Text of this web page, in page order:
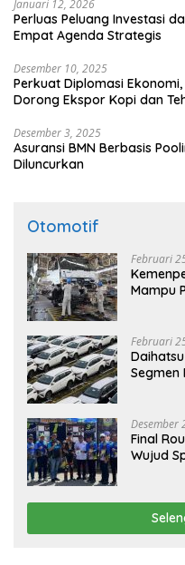
Januari 12, 2026
Perluas Peluang Investasi
Empat Agenda Strategis
Desember 10, 2025
Perkuat Diplomasi
Dorong Ekspor Kopi dan
Desember 3, 2025
Asuransi BMN Berbasis
Diluncurkan
Otomotif
Februari
Mampu
Februari
Segmen
Desember
Final
Wujud